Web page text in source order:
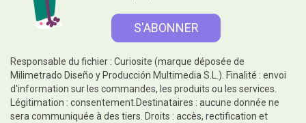
Responsable du fichier : Curiosite (marque déposée de
Milimetrado Diseño y Producción Multimedia S.L.). Finalité : envoi
d'information sur les commandes, les produits ou les services.
Légitimation : consentement.Destinataires : aucune donnée ne
sera communiquée à des tiers. Droits : accès, rectification et